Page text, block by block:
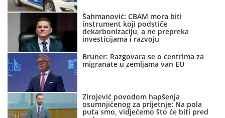
Šahmanović: CBAM mora biti
instrument koji podstiče
dekarbonizaciju, a ne prepreka
investicijama i razvoju
Bruner: Razgovara se o centrima za
migranate u zemljama van EU
Zirojević povodom hapšenja
osumnjičenog za prijetnje: Na pola
puta smo, vidjećemo što će biti pred